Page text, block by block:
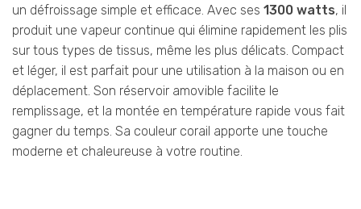
un défroissage simple et efficace. Avec ses 1300 watts, il
produit une vapeur continue qui élimine rapidement les plis
sur tous types de tissus, même les plus délicats. Compact
et léger, il est parfait pour une utilisation à la maison ou en
déplacement. Son réservoir amovible facilite le
remplissage, et la montée en température rapide vous fait
gagner du temps. Sa couleur corail apporte une touche
moderne et chaleureuse à votre routine.